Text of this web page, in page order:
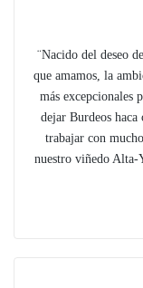
¨Nacido del deseo
que amamos, la
más excepcionales
dejar Burdeos
trabajar con
nuestro viñedo Alta-